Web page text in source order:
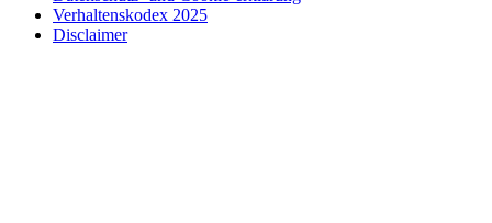
Verhaltenskodex 2025
Disclaimer